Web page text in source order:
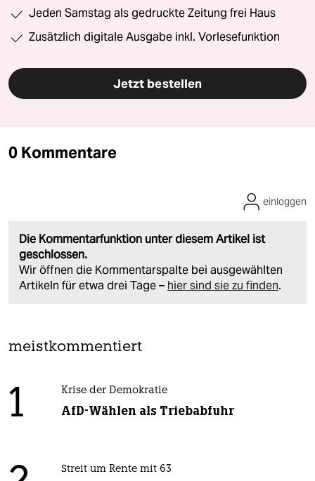
Jeden Samstag als gedruckte Zeitung frei Haus
Zusätzlich digitale Ausgabe inkl. Vorlesefunktion
Jetzt bestellen
0 Kommentare
Die Kommentarfunktion unter diesem Artikel ist
geschlossen.
Wir öffnen die Kommentarspalte bei ausgewählten
Artikeln für etwa drei Tage – hier sind sie zu finden.
einloggen
meistkommentiert
1 Krise der Demokratie
AfD-Wählen als Triebabfuhr
Streit um Rente mit 63